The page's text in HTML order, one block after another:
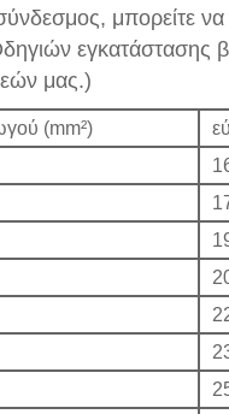
μπορείτε
εγκατάστασης
μας.)
(mm²)